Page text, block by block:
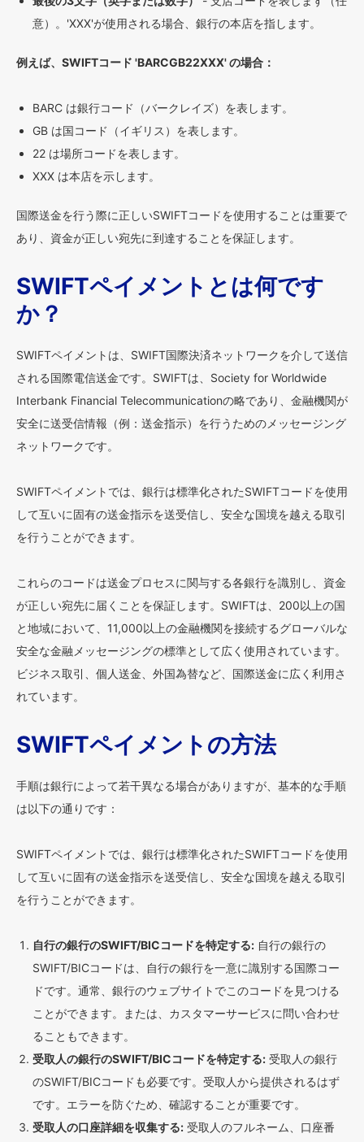
意）。'XXX'が使用される場合、銀行の本店を指します。
例えば、SWIFTコード 'BARCGB22XXX' の場合：
BARC は銀行コード（バークレイズ）を表します。
GB は国コード（イギリス）を表します。
22 は場所コードを表します。
XXX は本店を示します。
国際送金を行う際に正しいSWIFTコードを使用することは重要で
あり、資金が正しい宛先に到達することを保証します。
SWIFTペイメントとは何です
か？
SWIFTペイメントは、SWIFT国際決済ネットワークを介して送信
される国際電信送金です。SWIFTは、Society for Worldwide
Interbank Financial Telecommunicationの略であり、金融機関が
安全に送受信情報（例：送金指示）を行うためのメッセージング
ネットワークです。
SWIFTペイメントでは、銀行は標準化されたSWIFTコードを使用
して互いに固有の送金指示を送受信し、安全な国境を越える取引
を行うことができます。
これらのコードは送金プロセスに関与する各銀行を識別し、資金
が正しい宛先に届くことを保証します。SWIFTは、200以上の国
と地域において、11,000以上の金融機関を接続するグローバルな
安全な金融メッセージングの標準として広く使用されています。
ビジネス取引、個人送金、外国為替など、国際送金に広く利用さ
れています。
SWIFTペイメントの方法
手順は銀行によって若干異なる場合がありますが、基本的な手順
は以下の通りです：
SWIFTペイメントでは、銀行は標準化されたSWIFTコードを使用
して互いに固有の送金指示を送受信し、安全な国境を越える取引
を行うことができます。
自行の銀行のSWIFT/BICコードを特定する: 自行の銀行の
SWIFT/BICコードは、自行の銀行を一意に識別する国際コー
ドです。通常、銀行のウェブサイトでこのコードを見つける
ことができます。または、カスタマーサービスに問い合わせ
ることもできます。
受取人の銀行のSWIFT/BICコードを特定する: 受取人の銀行
のSWIFT/BICコードも必要です。受取人から提供されるはず
です。エラーを防ぐため、確認することが重要です。
受取人の口座詳細を収集する: 受取人のフルネーム、口座番